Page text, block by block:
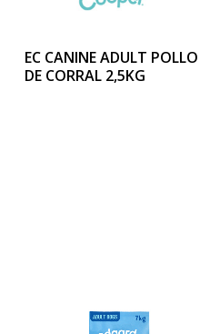
EC CANINE ADULT POLLO
DE CORRAL 2,5KG